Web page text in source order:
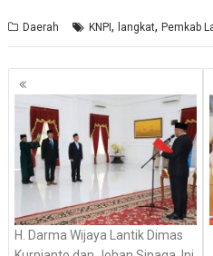
Daerah KNPI, langkat,Pemkab
Navigasi
pos
H. Darma Wijaya Lantik Dimas